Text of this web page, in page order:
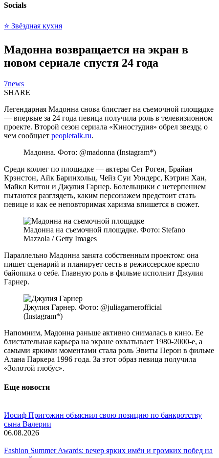
Socials
⭐ Звёздная кухня
Мадонна возвращается на экран в
новом сериале спустя 24 года
7news
SHARE
Легендарная Мадонна снова блистает на съемочной площадке
— впервые за 24 года певица получила роль в телевизионном
проекте. Второй сезон сериала «Киностудия» обрел звезду, о
чем сообщает peopletalk.ru.
Мадонна. Фото: @madonna (Instagram*)
Среди коллег по площадке — актеры Сет Роген, Брайан
Крэнстон, Айк Баринхольц, Чейз Суи Уондерс, Кэтрин Хан,
Майкл Китон и Джулия Гарнер. Болельщики с нетерпением
пытаются разглядеть, каким персонажем предстоит стать
певице и как ее неповторимая харизма впишется в сюжет.
Мадонна на съемочной площадке. Фото: Stefano
Mazzola / Getty Images
Параллельно Мадонна занята собственным проектом: она
пишет сценарий и планирует сесть в режиссерское кресло
байопика о себе. Главную роль в фильме исполнит Джулия
Гарнер.
Джулия Гарнер. Фото: @juliagarnerofficial
(Instagram*)
Напомним, Мадонна раньше активно снималась в кино. Ее
блистательная карьера на экране охватывает 1980-2000-е, а
самыми яркими моментами стала роль Эвиты Перон в фильме
Алана Паркера 1996 года. За этот образ певица получила
«Золотой глобус».
Еще новости
Иосиф Пригожин объяснил свою позицию по банкротству
сына Валерии
06.08.2026
Fashion Summer Awards: вечер ярких имён и громких побед на